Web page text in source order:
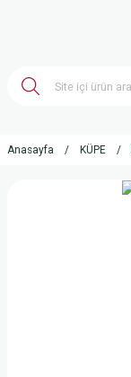
Anasayfa KÜPE